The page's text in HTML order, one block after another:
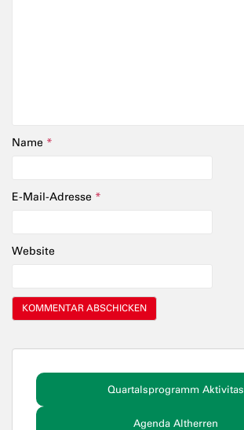
Name *
E-Mail-Adresse *
Website
Quartalsprogramm Aktivitas
Agenda Altherren